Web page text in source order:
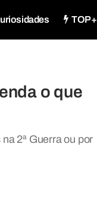
TOP+
o que
2ª Guerra ou por